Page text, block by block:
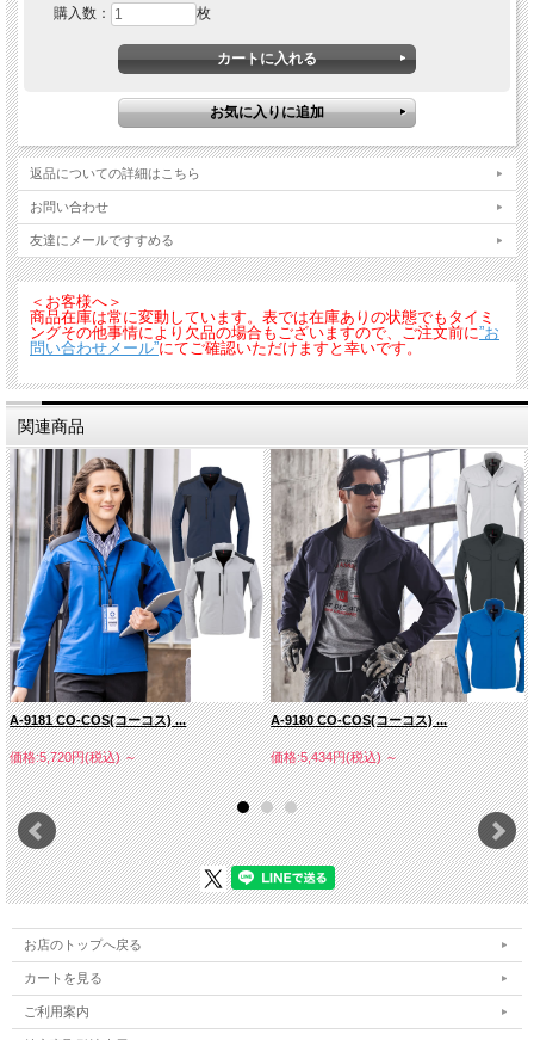
重さが従来のＴＣ素材の約半分！超軽量シリーズ。伸長率タテ・ヨコ20％以上の
ストレッチ素材でノンストレスな着用感。オールシーズン対応素材を使用しまし
購入数： 枚
返品についての詳細はこちら
お問い合わせ
友達にメールですすめる
＜お客様へ＞
商品在庫は常に変動しています。表では在庫ありの状態でもタイミ
ングその他事情により欠品の場合もございますので、ご注文前に”お
問い合わせメール”にてご確認いただけますと幸いです。
関連商品
A-9181 CO-COS(コーコス) ...
価格:5,720円(税込)～
A-9180 CO-COS(コーコス) ...
価格:5,434円(税込)～
お店のトップへ戻る
カートを見る
ご利用案内